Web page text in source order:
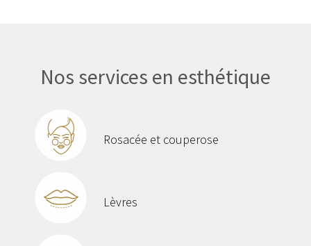
Nos services en esthétique
Rosacée et couperose
Lèvres